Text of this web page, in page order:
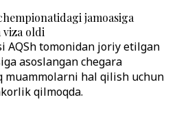
jamoasiga
viza oldi
AQSh tomonidan joriy etilgan
asoslangan chegara
muammolarni hal qilish uchun
qilmoqda.